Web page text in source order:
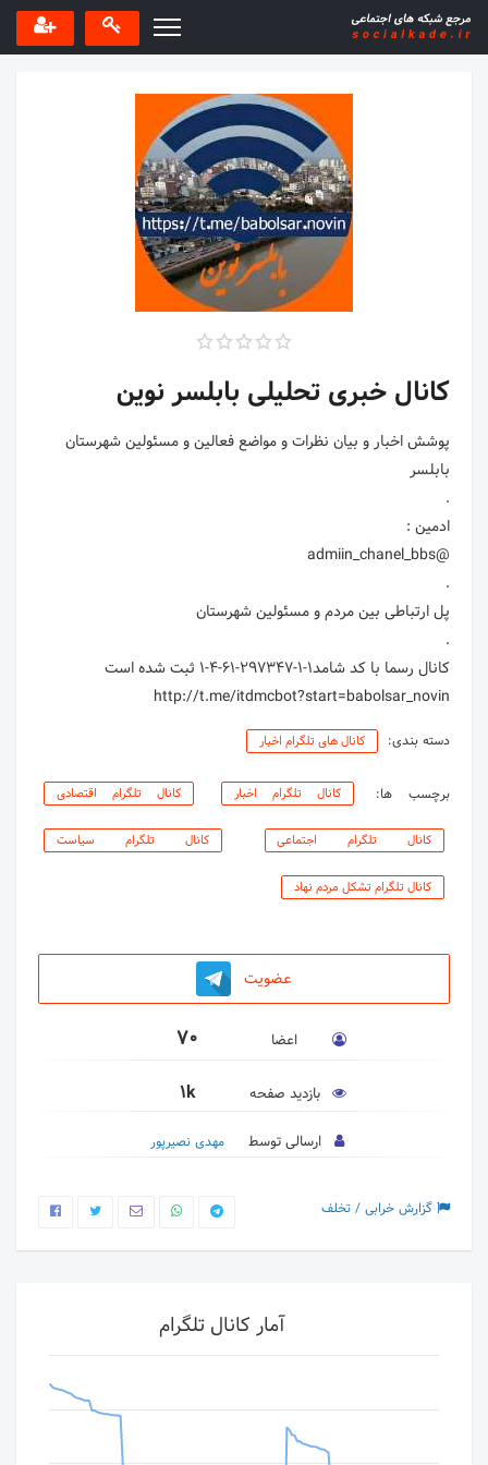
کانال خبری تحلیلی بابلسر نوین
پوشش اخبار و بیان نظرات و مواضع فعالین و مسئولین شهرستان
http://t.me/itdmcbot?start=babolsar_novin
دسته بندی: کانال های تلگرام اخبار
برچسب ها: کانال تلگرام اخبار کانال تلگرام اقتصادی
کانال تلگرام اجتماعی کانال تلگرام سیاست
کانال تلگرام تشکل مردم نهاد
عضویت
اعضا 70
بازدید صفحه 1k
ارسالی توسط مهدی نصیرپور
گزارش خرابی / تخلف
آمار کانال تلگرام